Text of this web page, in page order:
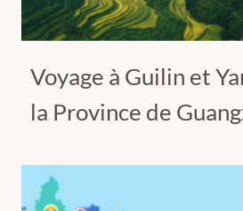
Voyage à Guilin et
la Province de